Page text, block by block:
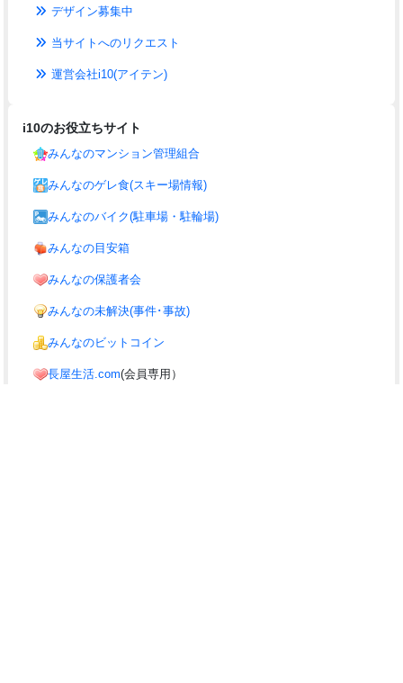
デザイン募集中
当サイトへのリクエスト
運営会社i10(アイテン)
i10のお役立ちサイト
みんなのマンション管理組合
みんなのゲレ食(スキー場情報)
みんなのバイク(駐車場・駐輪場)
みんなの目安箱
みんなの保護者会
みんなの未解決(事件･事故)
みんなのビットコイン
長屋生活.com(会員専用）